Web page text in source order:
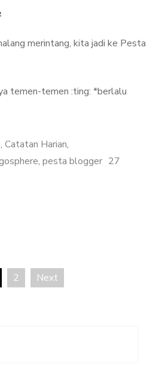
merintang, kita jadi ke Pesta
temen-temen :ting: *berlalu
, Catatan Harian,
, pesta blogger 27
2 Next